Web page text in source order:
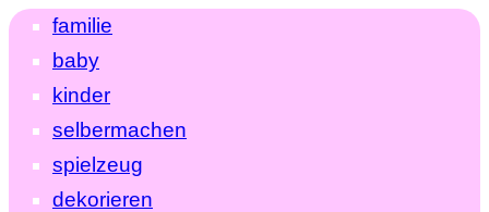
familie
baby
kinder
selbermachen
spielzeug
dekorieren